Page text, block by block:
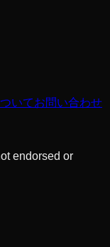
いてお問い合わせ
endorsed or